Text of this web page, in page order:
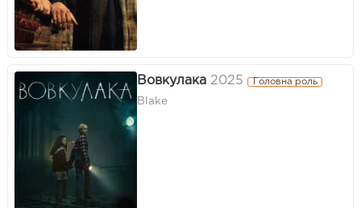
Вовкулака 2025 Головна роль
Blake